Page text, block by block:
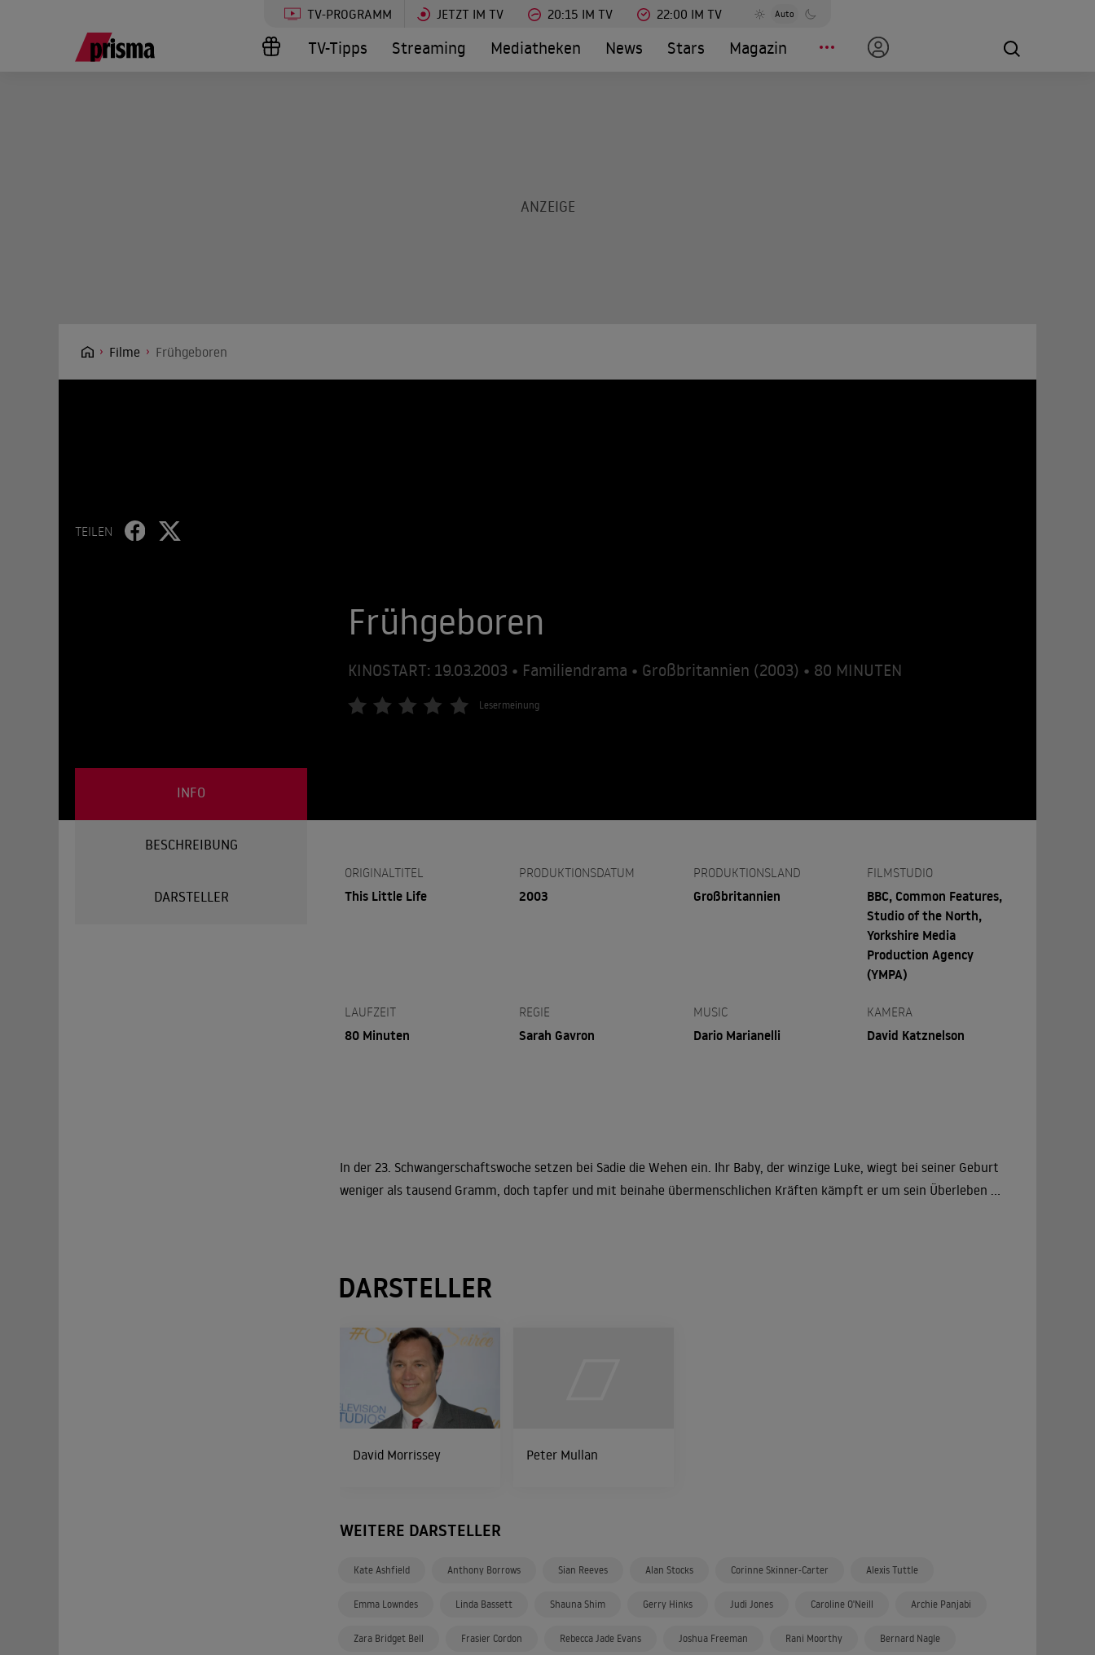
TV-PROGRAMM JETZT IM TV 20:15 IM TV 22:00 IM TV Auto
TV-Tipps Streaming Mediatheken News Stars Magazin
Filme Frühgeboren
TEILEN
Frühgeboren
KINOSTART: 19.03.2003 • Familiendrama • Großbritannien (2003) • 80 MINUTEN
Lesermeinung
INFO
BESCHREIBUNG
DARSTELLER
ORIGINALTITEL
This Little Life
PRODUKTIONSDATUM
2003
PRODUKTIONSLAND
Großbritannien
FILMSTUDIO
BBC, Common Features,
Studio of the North,
Yorkshire Media
Production Agency
(YMPA)
LAUFZEIT
80 Minuten
REGIE
Sarah Gavron
MUSIC
Dario Marianelli
KAMERA
David Katznelson
In der 23. Schwangerschaftswoche setzen bei Sadie die Wehen ein. Ihr Baby, der winzige Luke, wiegt bei seiner Geburt
weniger als tausend Gramm, doch tapfer und mit beinahe übermenschlichen Kräften kämpft er um sein Überleben ...
DARSTELLER
David Morrissey Peter Mullan
WEITERE DARSTELLER
Kate Ashfield Anthony Borrows Sian Reeves Alan Stocks Corinne Skinner-Carter Alexis Tuttle
Emma Lowndes Linda Bassett Shauna Shim Gerry Hinks Judi Jones Caroline O'Neill Archie Panjabi
Zara Bridget Bell Frasier Cordon Rebecca Jade Evans Joshua Freeman Rani Moorthy Bernard Nagle